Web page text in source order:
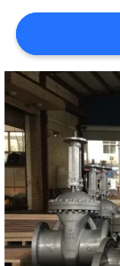
हमसे
संपर्क
करें
समाचार
उद्धरण
मांगें